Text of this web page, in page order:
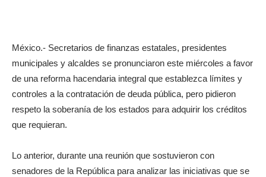
México.- Secretarios de finanzas estatales, presidentes
municipales y alcaldes se pronunciaron este miércoles a favor
de una reforma hacendaria integral que establezca límites y
controles a la contratación de deuda pública, pero pidieron
respeto la soberanía de los estados para adquirir los créditos
que requieran.
Lo anterior, durante una reunión que sostuvieron con
senadores de la República para analizar las iniciativas que se